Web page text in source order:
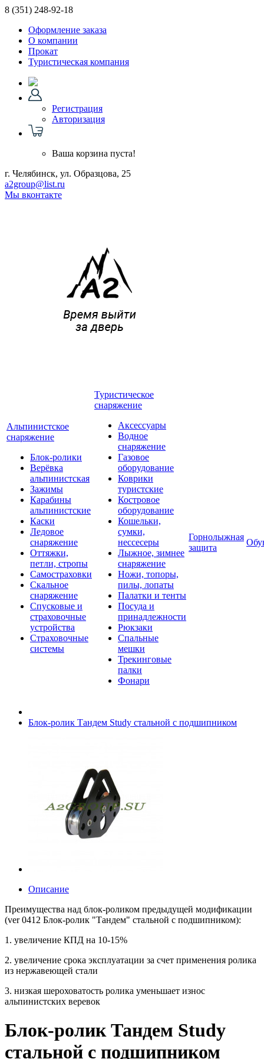
8 (351) 248-92-18
Оформление заказа
О компании
Прокат
Туристическая компания
Регистрация
Авторизация
Ваша корзина пуста!
г. Челябинск, ул. Образцова, 25
a2group@list.ru
Мы вконтакте
Альпинистское
снаряжение
Блок-ролики
Верёвка
альпинистская
Зажимы
Карабины
альпинистские
Каски
Ледовое
снаряжение
Оттяжки,
петли, стропы
Самостраховки
Скальное
снаряжение
Спусковые и
страховочные
устройства
Страховочные
системы
Туристическое
снаряжение
Аксессуары
Водное
снаряжение
Газовое
оборудование
Коврики
туристские
Костровое
оборудование
Кошельки,
сумки,
нессесеры
Лыжное, зимнее
снаряжение
Ножи, топоры,
пилы, лопаты
Палатки и тенты
Посуда и
принадлежности
Рюкзаки
Спальные
мешки
Трекинговые
палки
Фонари
Горнолыжная
защита
Блок-ролик Тандем Study стальной с подшипником
Описание
Преимущества над блок-роликом предыдущей модификации
(ver 0412 Блок-ролик "Тандем" стальной с подшипником):
1. увеличение КПД на 10-15%
2. увеличение срока эксплуатации за счет применения ролика
из нержавеющей стали
3. низкая шероховатость ролика уменьшает износ
альпинистских веревок
Блок-ролик Тандем Study
стальной с подшипником